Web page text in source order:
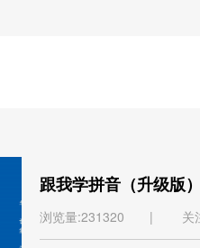
跟我学拼音（升级版）
浏览量:231320 | 关